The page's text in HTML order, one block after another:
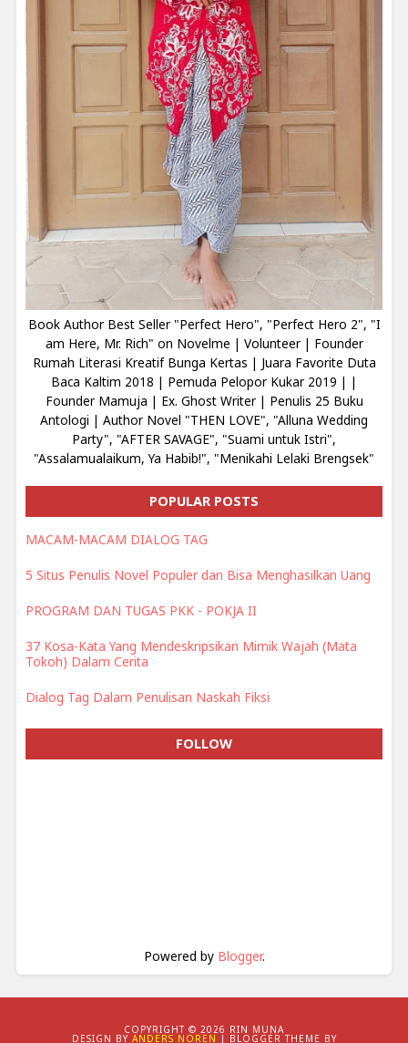
Book Author Best Seller "Perfect Hero", "Perfect Hero 2", "I
am Here, Mr. Rich" on Novelme | Volunteer | Founder
Rumah Literasi Kreatif Bunga Kertas | Juara Favorite Duta
Baca Kaltim 2018 | Pemuda Pelopor Kukar 2019 | |
Founder Mamuja | Ex. Ghost Writer | Penulis 25 Buku
Antologi | Author Novel "THEN LOVE", "Alluna Wedding
Party", "AFTER SAVAGE", "Suami untuk Istri",
"Assalamualaikum, Ya Habib!", "Menikahi Lelaki Brengsek"
POPULAR POSTS
MACAM-MACAM DIALOG TAG
5 Situs Penulis Novel Populer dan Bisa Menghasilkan Uang
PROGRAM DAN TUGAS PKK - POKJA II
37 Kosa-Kata Yang Mendeskripsikan Mimik Wajah (Mata
Tokoh) Dalam Cerita
Dialog Tag Dalam Penulisan Naskah Fiksi
FOLLOW
Powered by Blogger.
COPYRIGHT © 2026 RIN MUNA
DESIGN BY ANDERS NOREN | BLOGGER THEME BY